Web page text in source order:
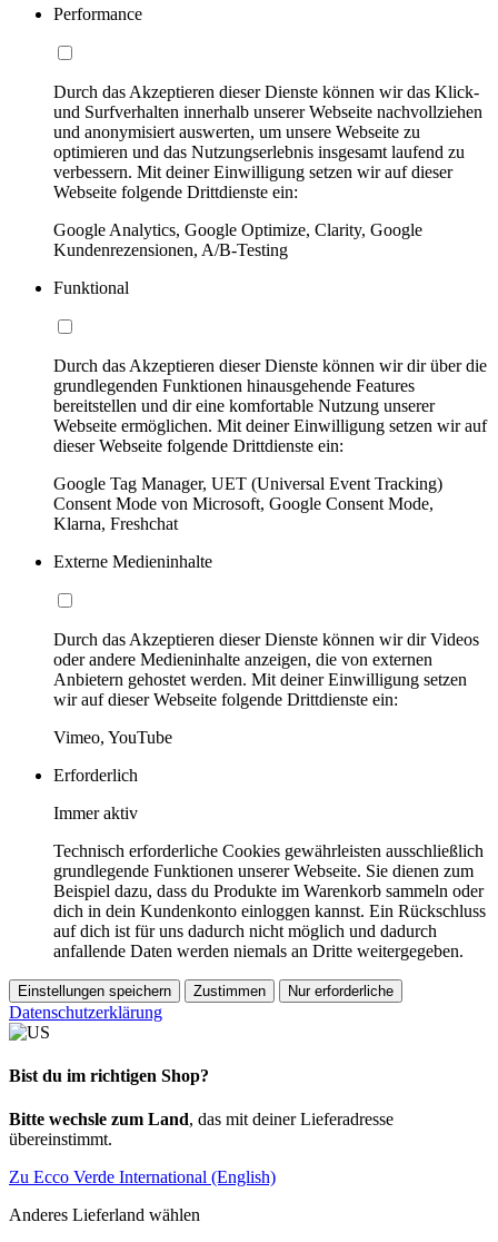
Performance
Durch das Akzeptieren dieser Dienste können wir das Klick-
und Surfverhalten innerhalb unserer Webseite nachvollziehen
und anonymisiert auswerten, um unsere Webseite zu
optimieren und das Nutzungserlebnis insgesamt laufend zu
verbessern. Mit deiner Einwilligung setzen wir auf dieser
Webseite folgende Drittdienste ein:
Google Analytics, Google Optimize, Clarity, Google
Kundenrezensionen, A/B-Testing
Funktional
Durch das Akzeptieren dieser Dienste können wir dir über die
grundlegenden Funktionen hinausgehende Features
bereitstellen und dir eine komfortable Nutzung unserer
Webseite ermöglichen. Mit deiner Einwilligung setzen wir auf
dieser Webseite folgende Drittdienste ein:
Google Tag Manager, UET (Universal Event Tracking)
Consent Mode von Microsoft, Google Consent Mode,
Klarna, Freshchat
Externe Medieninhalte
Durch das Akzeptieren dieser Dienste können wir dir Videos
oder andere Medieninhalte anzeigen, die von externen
Anbietern gehostet werden. Mit deiner Einwilligung setzen
wir auf dieser Webseite folgende Drittdienste ein:
Vimeo, YouTube
Erforderlich
Immer aktiv
Technisch erforderliche Cookies gewährleisten ausschließlich
grundlegende Funktionen unserer Webseite. Sie dienen zum
Beispiel dazu, dass du Produkte im Warenkorb sammeln oder
dich in dein Kundenkonto einloggen kannst. Ein Rückschluss
auf dich ist für uns dadurch nicht möglich und dadurch
anfallende Daten werden niemals an Dritte weitergegeben.
Einstellungen speichern Zustimmen Nur erforderliche
Datenschutzerklärung
Bist du im richtigen Shop?
Bitte wechsle zum Land, das mit deiner Lieferadresse
übereinstimmt.
Zu Ecco Verde International (English)
Anderes Lieferland wählen